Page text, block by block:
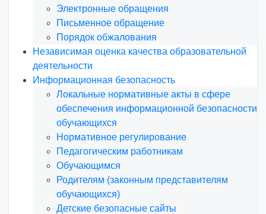
Электронные обращения
Письменное обращение
Порядок обжалования
Независимая оценка качества образовательной
деятельности
Информационная безопасность
Локальные нормативные акты в сфере
обеспечения информационной безопасности
обучающихся
Нормативное регулирование
Педагогическим работникам
Обучающимся
Родителям (законным представителям
обучающихся)
Детские безопасные сайты